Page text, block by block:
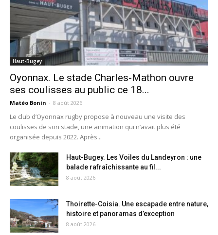
Haut-Bugey
Oyonnax. Le stade Charles-Mathon ouvre
ses coulisses au public ce 18...
Matéo Bonin - 8 août 2026
Le club d’Oyonnax rugby propose à nouveau une visite des
coulisses de son stade, une animation qui n’avait plus été
organisée depuis 2022. Après...
Haut-Bugey. Les Voiles du Landeyron : une
balade rafraîchissante au fil...
8 août 2026
Thoirette-Coisia. Une escapade entre nature,
histoire et panoramas d’exception
8 août 2026